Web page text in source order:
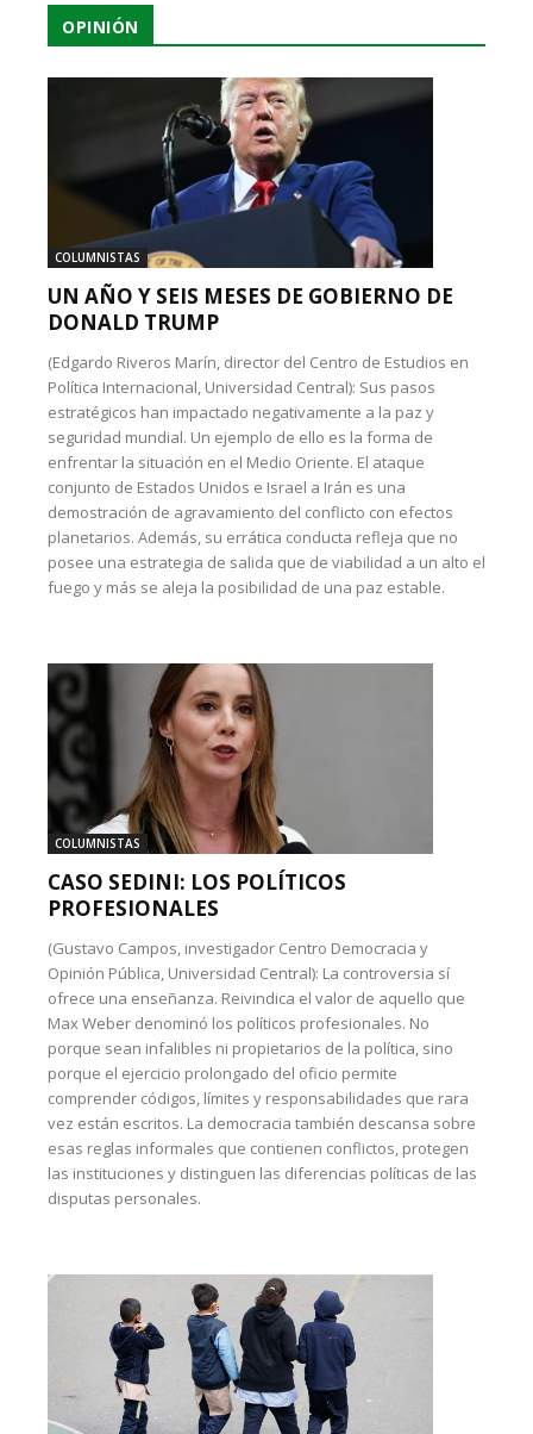
OPINIÓN
COLUMNISTAS
UN AÑO Y SEIS MESES DE GOBIERNO DE
DONALD TRUMP
(Edgardo Riveros Marín, director del Centro de Estudios en
Política Internacional, Universidad Central): Sus pasos
estratégicos han impactado negativamente a la paz y
seguridad mundial. Un ejemplo de ello es la forma de
enfrentar la situación en el Medio Oriente. El ataque
conjunto de Estados Unidos e Israel a Irán es una
demostración de agravamiento del conflicto con efectos
planetarios. Además, su errática conducta refleja que no
posee una estrategia de salida que de viabilidad a un alto el
fuego y más se aleja la posibilidad de una paz estable.
COLUMNISTAS
CASO SEDINI: LOS POLÍTICOS
PROFESIONALES
(Gustavo Campos, investigador Centro Democracia y
Opinión Pública, Universidad Central): La controversia sí
ofrece una enseñanza. Reivindica el valor de aquello que
Max Weber denominó los políticos profesionales. No
porque sean infalibles ni propietarios de la política, sino
porque el ejercicio prolongado del oficio permite
comprender códigos, límites y responsabilidades que rara
vez están escritos. La democracia también descansa sobre
esas reglas informales que contienen conflictos, protegen
las instituciones y distinguen las diferencias políticas de las
disputas personales.